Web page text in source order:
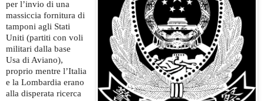
per l’invio di una
massiccia fornitura di
tamponi agli Stati
Uniti (partiti con voli
militari dalla base
Usa di Aviano),
proprio mentre l’Italia
e la Lombardia erano
alla disperata ricerca